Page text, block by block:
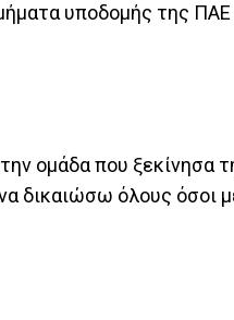
υποδομής της ΠΑΕ
ομάδα που ξεκίνησα
δικαιώσω όλους όσοι